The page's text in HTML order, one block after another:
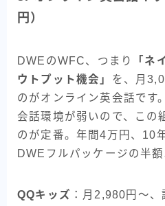
円）
DWEのWFC、つまり
「ネ
ウトプット機会」 を、月
のがオンライン英会話です
会話環境が弱いので、この
のが定番。年間4万円、10
DWEフルパッケージの半額
QQキッズ ：月2,980円〜